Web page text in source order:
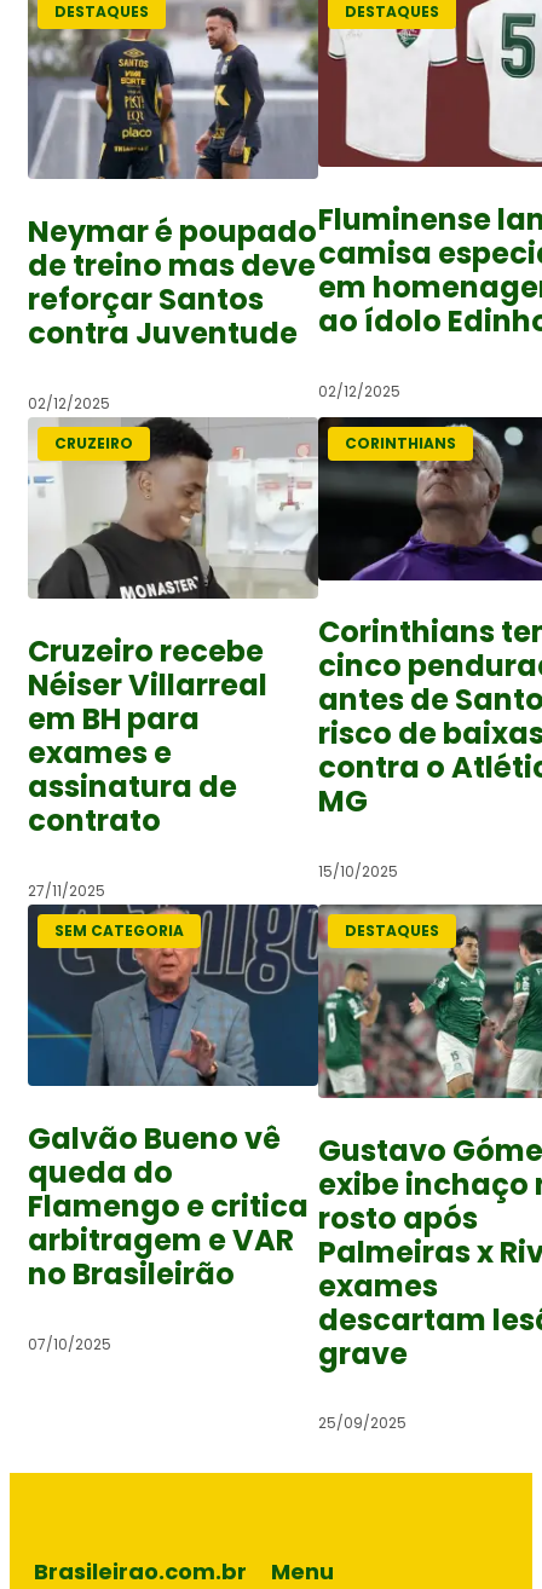
DESTAQUES
Neymar é poupado
de treino mas deve
reforçar Santos
contra Juventude
02/12/2025
DESTAQUES
Fluminense
camisa
em
ao ídolo
02/12/2025
CRUZEIRO
Cruzeiro recebe
Néiser Villarreal
em BH para
exames e
assinatura de
contrato
27/11/2025
CORINTHIANS
Corinthians
cinco
antes de
risco de
contra o
MG
15/10/2025
SEM CATEGORIA
Galvão Bueno vê
queda do
Flamengo e critica
arbitragem e VAR
no Brasileirão
07/10/2025
DESTAQUES
Gustavo
exibe inchaço
rosto após
Palmeiras x
exames
descartam
grave
25/09/2025
Brasileirao.com.br Menu